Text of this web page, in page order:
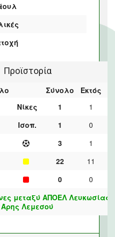
Προϊστορία
Σύνολο Εκτός
Νίκες 1
1
Ισοπ. 1
0
3
1
22 11
0
0
μεταξύ ΑΠΟΕΛ Λευκωσίας
Άρης Λεμεσού